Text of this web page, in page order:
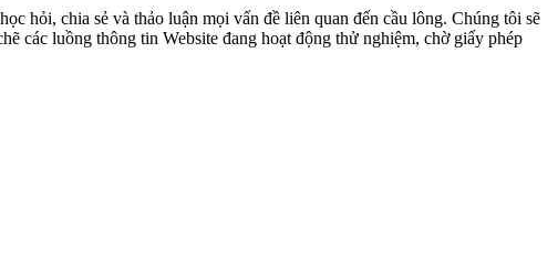
hỏi, chia sẻ và thảo luận mọi vấn đề liên quan đến cầu lông. Chúng tôi sẽ
các luồng thông tin Website đang hoạt động thử nghiệm, chờ giấy phép